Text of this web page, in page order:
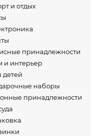
и отдых
принадлежности
и интерьер
детей
наборы
принадлежности